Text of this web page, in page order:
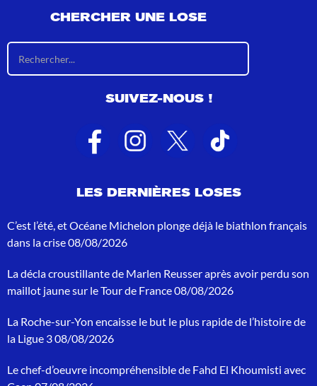
CHERCHER UNE LOSE
s
l
a
t
s
r
c
c
h
o
:
SUIVEZ-NOUS !
LES DERNIÈRES LOSES
C’est l’été, et Océane Michelon plonge déjà le biathlon français
dans la crise08/08/2026
La décla croustillante de Marlen Reusser après avoir perdu son
maillot jaune sur le Tour de France08/08/2026
La Roche-sur-Yon encaisse le but le plus rapide de l’histoire de
la Ligue 308/08/2026
Le chef-d’oeuvre incompréhensible de Fahd El Khoumisti avec